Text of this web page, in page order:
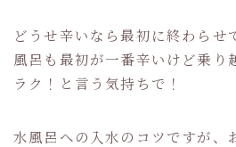
どうせ辛いなら最初に終わらせ
風呂も最初が一番辛いけど乗り
ラク！と言う気持ちで！
水風呂への入水のコツですが、